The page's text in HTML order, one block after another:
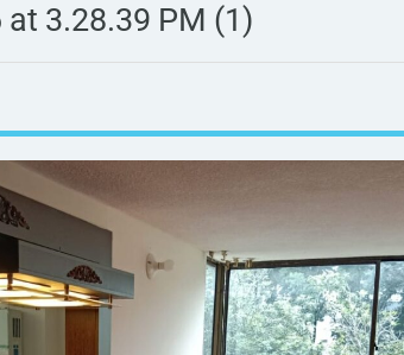
3.28.39 PM (1)